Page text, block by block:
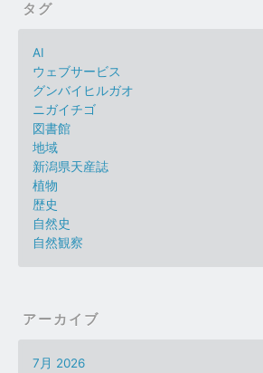
タグ
AI
ウェブサービス
グンバイヒルガオ
ニガイチゴ
図書館
地域
新潟県天産誌
植物
歴史
自然史
自然観察
アーカイブ
7月 2026